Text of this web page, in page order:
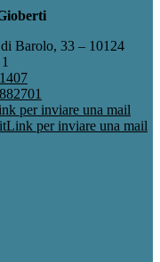
Barolo, 33 – 10124
per inviare una mail
Link per inviare una mail